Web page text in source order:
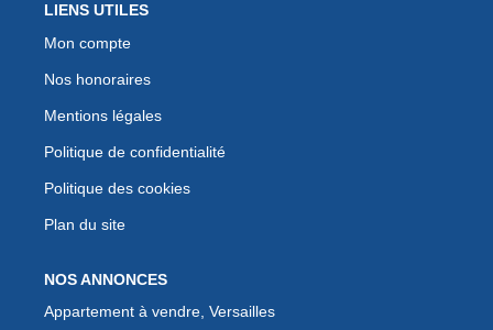
LIENS UTILES
Mon compte
Nos honoraires
Mentions légales
Politique de confidentialité
Politique des cookies
Plan du site
NOS ANNONCES
Appartement à vendre, Versailles